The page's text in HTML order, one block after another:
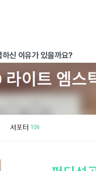
신 이유가 있을까요?